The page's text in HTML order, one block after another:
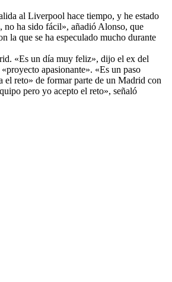
al Liverpool hace tiempo, y he estado
no ha sido fácil», añadió Alonso, que
la que se ha especulado mucho durante
«Es un día muy feliz», dijo el ex del
apasionante». «Es un paso
el reto» de formar parte de un Madrid con
pero yo acepto el reto», señaló